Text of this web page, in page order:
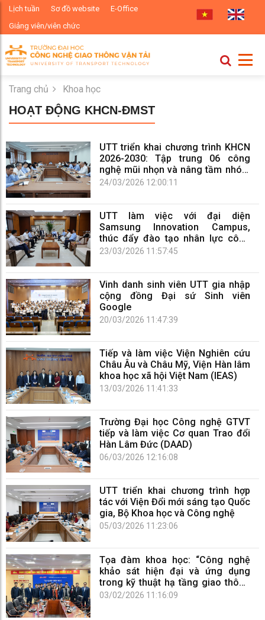
Lịch tuần Sơ đồ website
E-Office
Giảng viên/viên chức
Trang chủ Khoa học
HOẠT ĐỘNG KHCN-ĐMST
UTT triển khai chương trình KHCN
2026-2030: Tập trung 06 công
nghệ mũi nhọn và nâng tầm nhóm
nghiên cứu
24/03/2026 12:00:11
UTT làm việc với đại diện
Samsung Innovation Campus,
thúc đẩy đào tạo nhân lực công
nghệ bán dẫn
23/03/2026 11:57:45
Vinh danh sinh viên UTT gia nhập
cộng đồng Đại sứ Sinh viên
Google
20/03/2026 11:47:39
Tiếp và làm việc Viện Nghiên cứu
Châu Âu và Châu Mỹ, Viện Hàn lâm
khoa học xã hội Việt Nam (IEAS)
13/03/2026 11:41:33
Trường Đại học Công nghệ GTVT
tiếp và làm việc Cơ quan Trao đổi
Hàn Lâm Đức (DAAD)
06/03/2026 12:16:08
UTT triển khai chương trình hợp
tác với Viện Đổi mới sáng tạo Quốc
gia, Bộ Khoa học và Công nghệ
05/03/2026 11:23:06
Tọa đàm khoa học: “Công nghệ
khảo sát hiện đại và ứng dụng
trong kỹ thuật hạ tầng giao thông
đô thị”
03/02/2026 11:16:09